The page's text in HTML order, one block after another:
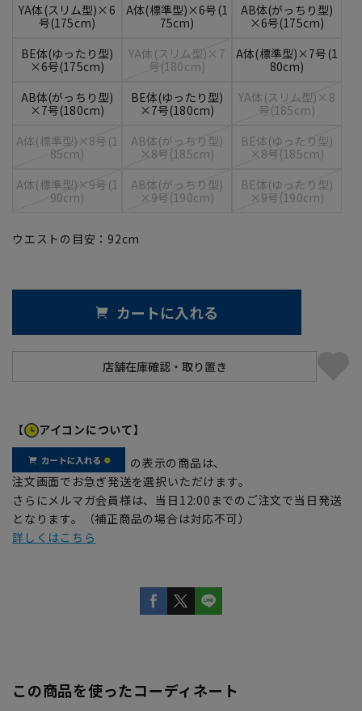
YA体(スリム型)×6
号(175cm)
A体(標準型)×6号(1
75cm)
AB体(がっちり型)
×6号(175cm)
BE体(ゆったり型)
×6号(175cm)
YA体(スリム型)×7
号(180cm)
A体(標準型)×7号(1
80cm)
AB体(がっちり型)
×7号(180cm)
BE体(ゆったり型)
×7号(180cm)
YA体(スリム型)×8
号(185cm)
A体(標準型)×8号(1
85cm)
AB体(がっちり型)
×8号(185cm)
BE体(ゆったり型)
×8号(185cm)
A体(標準型)×9号(1
90cm)
AB体(がっちり型)
×9号(190cm)
BE体(ゆったり型)
×9号(190cm)
ウエストの目安： 92cm
カートに入れる
【 アイコンについて】
の表示の商品は、
注文画面でお急ぎ発送を選択いただけます。
さらにメルマガ会員様は、当日12:00までのご注文で当日発送
となります。（補正商品の場合は対応不可）
詳しくはこちら
この商品を使ったコーディネート